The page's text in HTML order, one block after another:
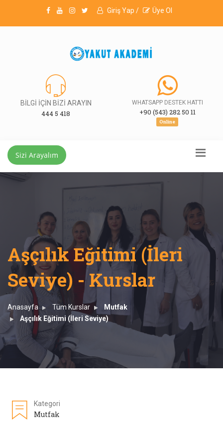
Giriş Yap / Üye Ol
BİLGİ İÇİN BİZİ ARAYIN
444 5 418
WHATSAPP DESTEK HATTI
+90 (543) 282 50 11
Online
Sizi Arayalım
Aşçılık Eğitimi (İleri
Seviye) - Kurslar
Anasayfa Tüm Kurslar
Mutfak
Aşçılık Eğitimi (İleri Seviye)
Kategori
Mutfak